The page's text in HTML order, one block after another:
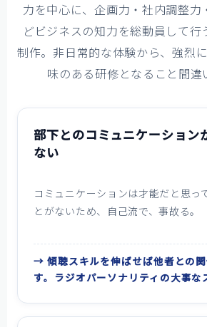
力を中心に、企画力・社内調整力
どビジネスの知力を総動員して行
制作。非日常的な体験から、強烈
味のある研修となること間違
部下とのコミュニケーション
ない
コミュニケーションは才能だと思っ
とがないため、自己流で、事故る。
→ 傾聴スキルを伸ばせば他者との
す。ラジオパーソナリティの大事な